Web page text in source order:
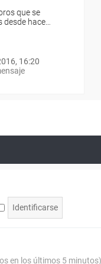
que se
hace…
16:20
en los últimos 5 minutos)